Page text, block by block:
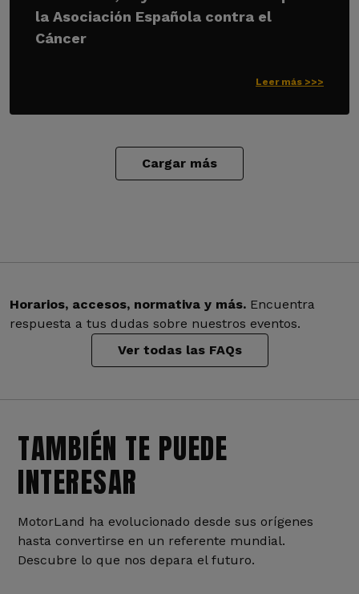
la Asociación Española contra el
Cáncer
Leer más >>>
Cargar más
Horarios, accesos, normativa y más. Encuentra
respuesta a tus dudas sobre nuestros eventos.
Ver todas las FAQs
TAMBIÉN TE PUEDE
INTERESAR
MotorLand ha evolucionado desde sus orígenes
hasta convertirse en un referente mundial.
Descubre lo que nos depara el futuro.